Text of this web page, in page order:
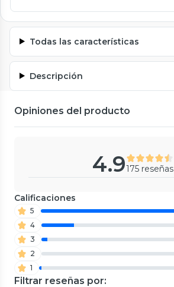
Todas las características
Descripción
Opiniones del producto
4.9175 reseñas
Calificaciones
5
4
3
2
1
Filtrar reseñas por: